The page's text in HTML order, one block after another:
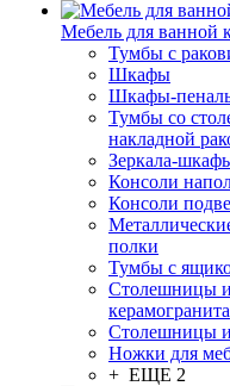
Мебель для ванной
Тумбы с
Шкафы
Шкафы-
Тумбы со
накладной
Зеркала-
Консоли
Консоли
полки
Тумбы с
Столешницы
керамогранита
Столешницы
Ножки для
+ ЕЩЕ 2